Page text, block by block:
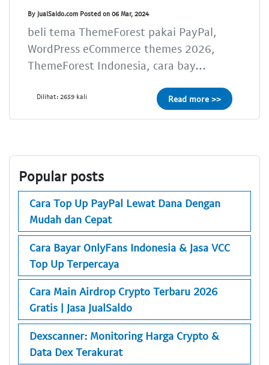
By JualSaldo.com Posted on 06 Mar, 2024
beli tema ThemeForest pakai PayPal,
WordPress eCommerce themes 2026,
ThemeForest Indonesia, cara bay...
Dilihat: 2659 kali Read more >>
Popular posts
Cara Top Up PayPal Lewat Dana Dengan
Mudah dan Cepat
Cara Bayar OnlyFans Indonesia & Jasa VCC
Top Up Terpercaya
Cara Main Airdrop Crypto Terbaru 2026
Gratis | Jasa JualSaldo
Dexscanner: Monitoring Harga Crypto &
Data Dex Terakurat